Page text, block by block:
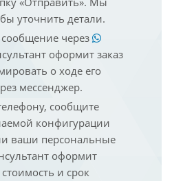
уточнить детали.
через
оформит заказ
о ходе его
мессенджер.
сообщите
конфигурации
ваши персональные
оформит
и срок